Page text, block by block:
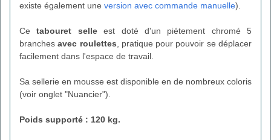
existe également une version avec commande manuelle).
Cetabouret selleest doté d'un piétement chromé 5
branchesavec roulettes, pratique pour pouvoir se déplacer
facilement dans l'espace de travail.
Sa sellerie en mousse est disponible en de nombreux coloris
(voir onglet "Nuancier").
Poids supporté : 120 kg.